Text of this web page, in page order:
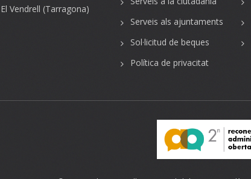
Vendrell (Tarragona)
Serveis als ajuntaments
Sol·licitud de beques
Política de privacitat